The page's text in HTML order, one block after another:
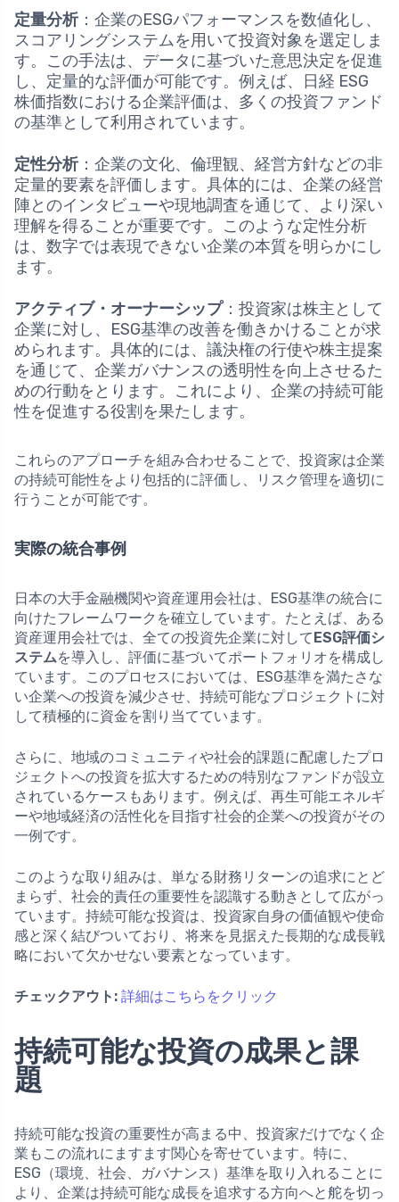
定量分析：企業のESGパフォーマンスを数値化し、
スコアリングシステムを用いて投資対象を選定しま
す。この手法は、データに基づいた意思決定を促進
し、定量的な評価が可能です。例えば、日経 ESG
株価指数における企業評価は、多くの投資ファンド
の基準として利用されています。
定性分析：企業の文化、倫理観、経営方針などの非
定量的要素を評価します。具体的には、企業の経営
陣とのインタビューや現地調査を通じて、より深い
理解を得ることが重要です。このような定性分析
は、数字では表現できない企業の本質を明らかにし
ます。
アクティブ・オーナーシップ：投資家は株主として
企業に対し、ESG基準の改善を働きかけることが求
められます。具体的には、議決権の行使や株主提案
を通じて、企業ガバナンスの透明性を向上させるた
めの行動をとります。これにより、企業の持続可能
性を促進する役割を果たします。
これらのアプローチを組み合わせることで、投資家は企業
の持続可能性をより包括的に評価し、リスク管理を適切に
行うことが可能です。
実際の統合事例
日本の大手金融機関や資産運用会社は、ESG基準の統合に
向けたフレームワークを確立しています。たとえば、ある
資産運用会社では、全ての投資先企業に対してESG評価シ
ステムを導入し、評価に基づいてポートフォリオを構成し
ています。このプロセスにおいては、ESG基準を満たさな
い企業への投資を減少させ、持続可能なプロジェクトに対
して積極的に資金を割り当てています。
さらに、地域のコミュニティや社会的課題に配慮したプロ
ジェクトへの投資を拡大するための特別なファンドが設立
されているケースもあります。例えば、再生可能エネルギ
ーや地域経済の活性化を目指す社会的企業への投資がその
一例です。
このような取り組みは、単なる財務リターンの追求にとど
まらず、社会的責任の重要性を認識する動きとして広がっ
ています。持続可能な投資は、投資家自身の価値観や使命
感と深く結びついており、将来を見据えた長期的な成長戦
略において欠かせない要素となっています。
チェックアウト: 詳細はこちらをクリック
持続可能な投資の成果と課
題
持続可能な投資の重要性が高まる中、投資家だけでなく企
業もこの流れにますます関心を寄せています。特に、
ESG（環境、社会、ガバナンス）基準を取り入れることに
より、企業は持続可能な成長を追求する方向へと舵を切っ